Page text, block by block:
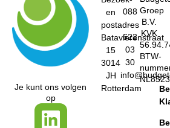
Je kunt ons volgen
op
en
postadres
Batavierenstraat
15
3014
JH
Rotterdam
088
–
622
03
30
Groep
B.V.
KVK
BTW-